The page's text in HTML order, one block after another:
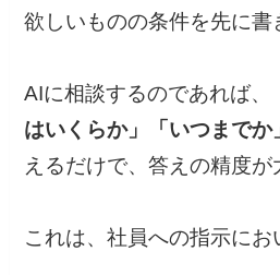
欲しいものの条件を先に書
AIに相談するのであれば、
はいくらか」「いつまでか
えるだけで、答えの精度が
これは、社員への指示にお